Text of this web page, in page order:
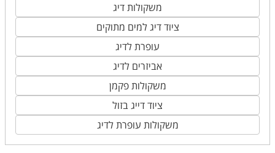
משקולות דיג
ציוד דיג למים מתוקים
עופרת לדיג
אביזרים לדיג
משקולות פקמן
ציוד דייג בזול
משקולות עופרת לדיג